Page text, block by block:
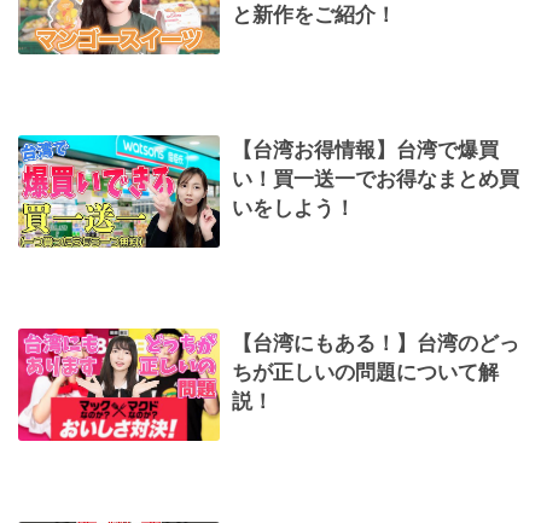
と新作をご紹介！
【台湾お得情報】台湾で爆買
い！買一送一でお得なまとめ買
いをしよう！
【台湾にもある！】台湾のどっ
ちが正しいの問題について解
説！